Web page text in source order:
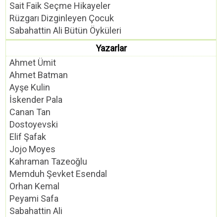
Sait Faik Seçme Hikayeler
Rüzgarı Dizginleyen Çocuk
Sabahattin Ali Bütün Öyküleri
Yazarlar
Ahmet Ümit
Ahmet Batman
Ayşe Kulin
İskender Pala
Canan Tan
Dostoyevski
Elif Şafak
Jojo Moyes
Kahraman Tazeoğlu
Memduh Şevket Esendal
Orhan Kemal
Peyami Safa
Sabahattin Ali